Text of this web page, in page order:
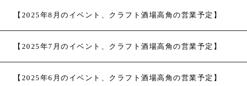
【2025年8月のイベント、クラフト酒場高角の営業予定】
【2025年7月のイベント、クラフト酒場高角の営業予定】
【2025年6月のイベント、クラフト酒場高角の営業予定】